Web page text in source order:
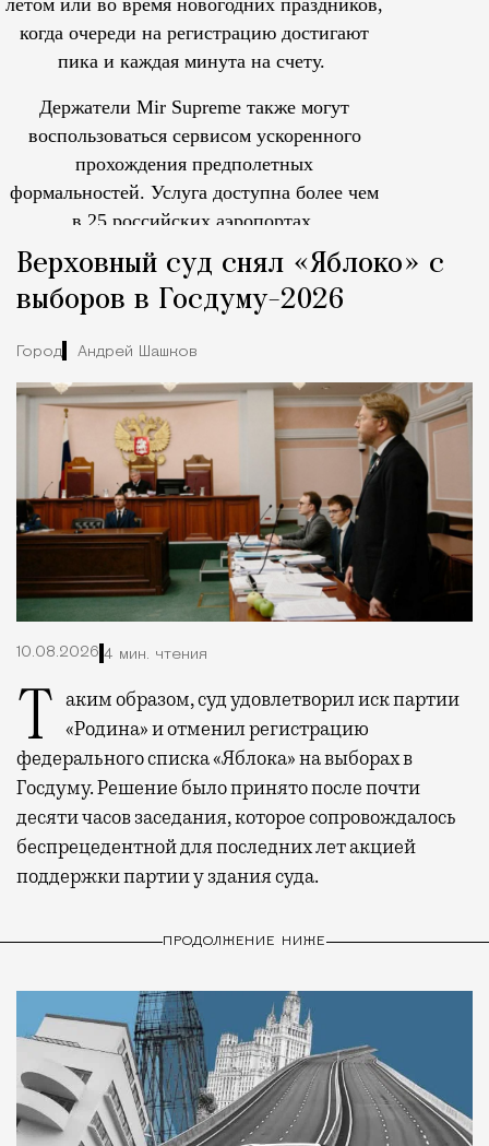
когда очереди на регистрацию достигают
пика и каждая минута на счету.
Держатели Mir Supreme также могут
воспользоваться сервисом ускоренного
прохождения предполетных
формальностей. Услуга доступна более чем
в 25 российских аэропортах.
Верховный суд снял «Яблоко» с
выборов в Госдуму-2026
Город Андрей Шашков
10.08.2026 4 мин. чтения
Таким образом, суд удовлетворил иск партии «Родина» и отменил регистрацию
федерального списка «Яблока» на выборах в
Госдуму. Решение было принято после почти
десяти часов заседания, которое сопровождалось
беспрецедентной для последних лет акцией
поддержки партии у здания суда.
ПРОДОЛЖЕНИЕ НИЖЕ